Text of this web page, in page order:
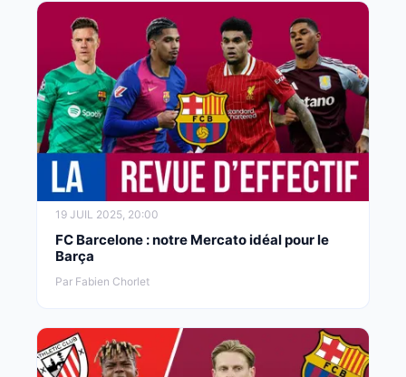
19 JUIL 2025, 20:00
FC Barcelone : notre Mercato idéal pour le
Barça
Par Fabien Chorlet